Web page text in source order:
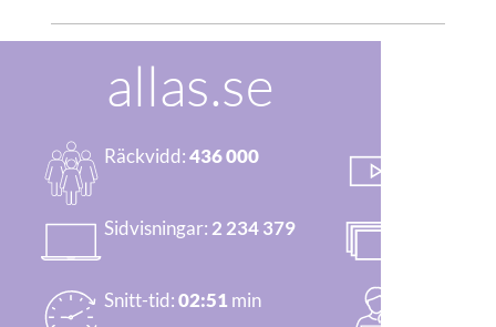
allas.se
Räckvidd:436 000
Sidvisningar: 2 234 379
Snitt-tid:02:51 min